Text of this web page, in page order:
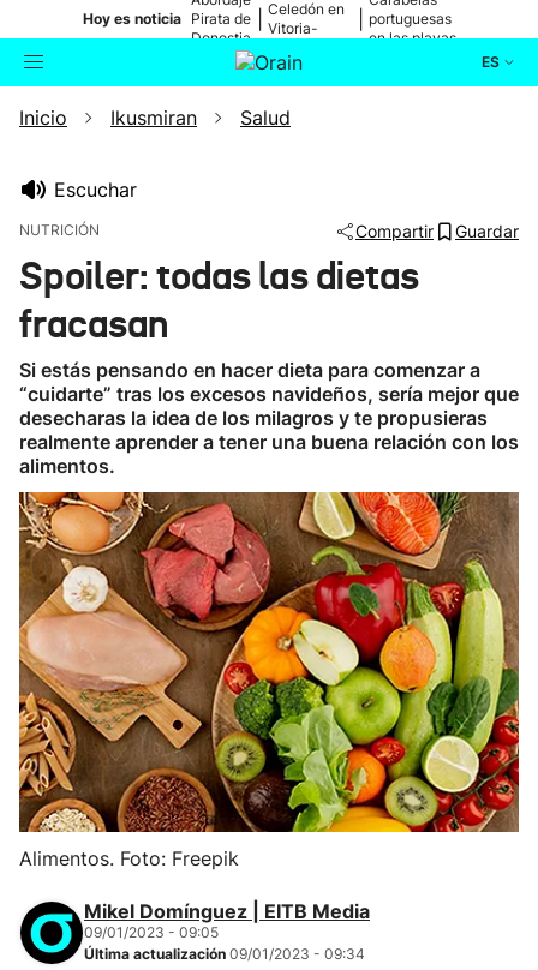
Hoy es noticia Pirata de
Donostia
Celedón en
Vitoria-
portuguesas
en las playas
ES
Buscador Actualidad
Eguraldia
Inicio Ikusmiran Salud
Escuchar
NUTRICIÓN Compartir Guardar
Spoiler: todas las dietas
fracasan
Si estás pensando en hacer dieta para comenzar a
“cuidarte” tras los excesos navideños, sería mejor que
desecharas la idea de los milagros y te propusieras
realmente aprender a tener una buena relación con los
alimentos.
Alimentos. Foto: Freepik
Mikel Domínguez | EITB Media
09/01/2023 - 09:05
Última actualización 09/01/2023 - 09:34